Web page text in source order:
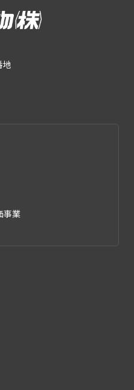
地
事業